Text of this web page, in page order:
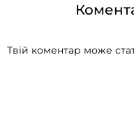
Твій коментар може